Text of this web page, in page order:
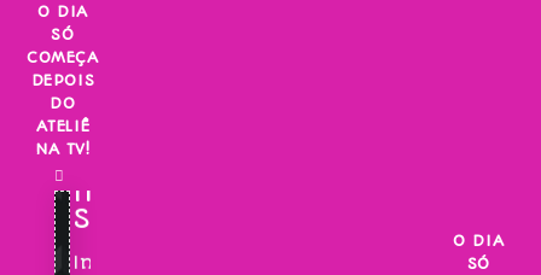
Skip
content
O DIA
SÓ
COMEÇA
DEPOIS
DO
ATELIÊ
NA TV!
INSCREVA-
SE!
Inscreva-
O DIA
SÓ